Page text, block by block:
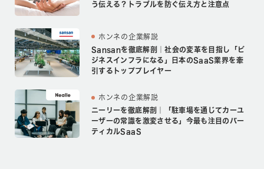
う伝える？トラブルを防ぐ伝え方と注意点
ホンネの企業解説
Sansanを徹底解剖｜社会の変革を目指し「ビ
ジネスインフラになる」日本のSaaS業界を牽
引するトッププレイヤー
ホンネの企業解説
ニーリーを徹底解剖｜「駐車場を通じてカーユ
ーザーの常識を激変させる」今最も注目のバー
ティカルSaaS